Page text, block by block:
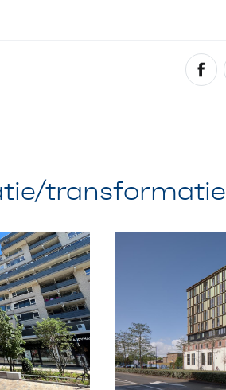
transformatie